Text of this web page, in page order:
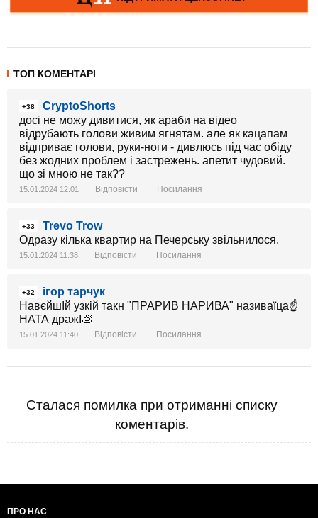
ТОП КОМЕНТАРІ
+38
CryptoShorts
досі не можу дивитися, як араби на відео
відрубають голови живим ягнятам. але як кацапам
відприває голови, руки-ноги - дивлюсь під час обіду
без жодних проблем і застрежень. апетит чудовий.
що зі мною не так??
15.01.2024 12:01 Відповісти Посилання
+33
Trevo Trow
Одразу кілька квартир на Печерську звільнилося.
15.01.2024 11:38 Відповісти Посилання
+32
ігор тарчук
НавєйшІй узкій такн "ПРАРИВ НАРИВА" називаїца☝
НАТА дражІ💩
15.01.2024 11:40 Відповісти Посилання
Сталася помилка при отриманні списку
коментарів.
ПРО НАС